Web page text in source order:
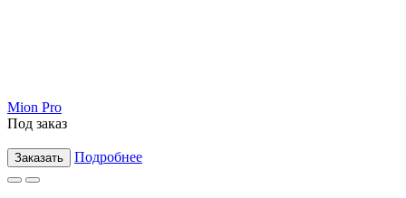
Mion Pro
Под заказ
Заказать Подробнее